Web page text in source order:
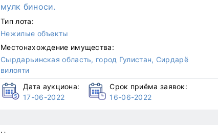
мулк биноси.
Тип лота:
Нежилые объекты
Местонахождение имущества:
Сырдарьинская область, город Гулистан, Сирдарё
вилояти
Дата аукциона:
17-06-2022
Срок приёма заявок:
16-06-2022